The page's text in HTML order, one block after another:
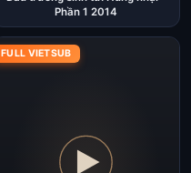
Phần 1 2014
FULL VIETSUB